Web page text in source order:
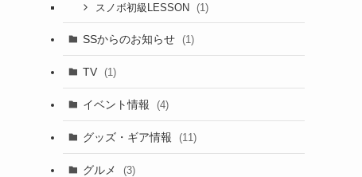
スノボ初級LESSON (1)
SSからのお知らせ (1)
TV (1)
イベント情報 (4)
グッズ・ギア情報 (11)
グルメ (3)